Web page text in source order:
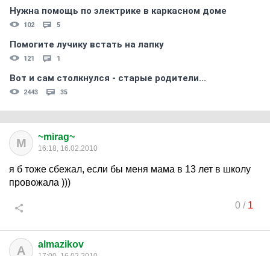
Нужна помощь по электрике в каркасном доме
102 5
Помогите лучику встать на лапку
121 1
Вот и сам столкнулся - старые родители...
2443 35
M ~mirag~
16:18, 16.02.2010
я б тоже сбежал, если бы меня мама в 13 лет в школу
провожала )))
0/ 1
A almazikov